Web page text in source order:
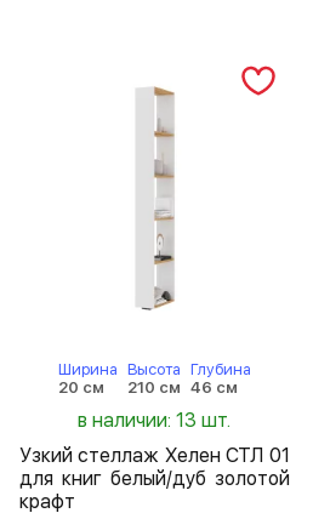
Ширина
20 см
Высота
210 см
Глубина
46 см
в наличии: 13 шт.
Узкий стеллаж Хелен СТЛ 01
для книг белый/дуб золотой
крафт